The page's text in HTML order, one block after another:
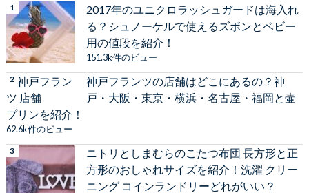
2017年のユニクロラッシュガードは海入れ
る？シュノーケルで使えるズボンとベビー
用の値段を紹介！
151.3k件のビュー
神戸フランツの店舗はどこにあるの？神
戸・大阪・東京・横浜・名古屋・福岡と壷
プリンを紹介！
62.6k件のビュー
ニトリとしまむらのこたつ布団 長方形と正
方形のおしゃれサイズを紹介！洗濯 クリー
ニング コインランドリーどれがいい？